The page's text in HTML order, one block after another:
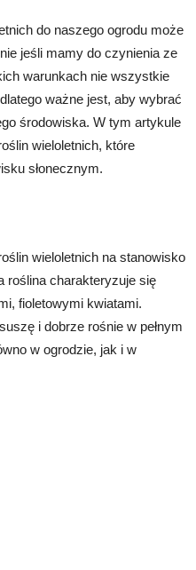
do naszego ogrodu może
jeśli mamy do czynienia ze
warunkach nie wszystkie
ważne jest, aby wybrać
środowiska. W tym artykule
wieloletnich, które
słonecznym.
wieloletnich na stanowisko
roślina charakteryzuje się
fioletowymi kwiatami.
i dobrze rośnie w pełnym
w ogrodzie, jak i w